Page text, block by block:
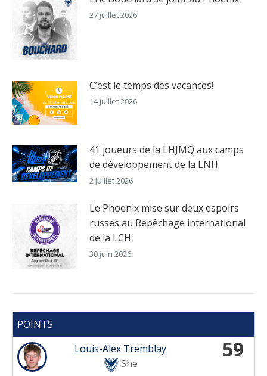
27 juillet 2026
C’est le temps des vacances!
14 juillet 2026
41 joueurs de la LHJMQ aux camps
de développement de la LNH
2 juillet 2026
Le Phoenix mise sur deux espoirs
russes au Repêchage international
de la LCH
30 juin 2026
POINTS
Louis-Alex Tremblay
She
59